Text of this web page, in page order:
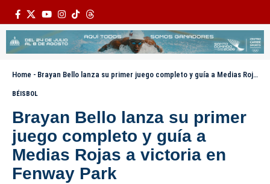
Home - Brayan Bello lanza su primer juego completo y guía a Medias Rojas a victoria en Fenway Park
BÉISBOL
Brayan Bello lanza su primer
juego completo y guía a
Medias Rojas a victoria en
Fenway Park